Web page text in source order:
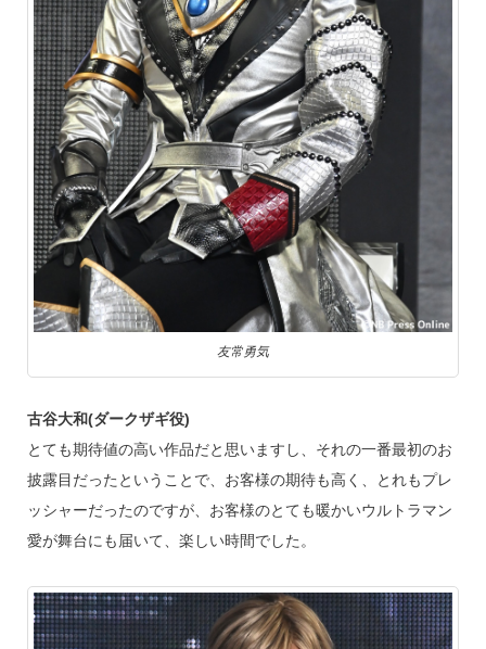
友常勇気
古谷大和(ダークザギ役)
とても期待値の高い作品だと思いますし、それの一番最初のお
披露目だったということで、お客様の期待も高く、とれもプレ
ッシャーだったのですが、お客様のとても暖かいウルトラマン
愛が舞台にも届いて、楽しい時間でした。